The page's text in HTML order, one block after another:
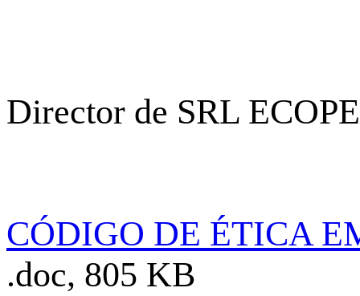
Director de
CÓDIGO DE ÉTICA
.doc, 805 KB